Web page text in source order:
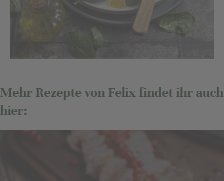
Mehr Rezepte von Felix findet ihr auch
hier: